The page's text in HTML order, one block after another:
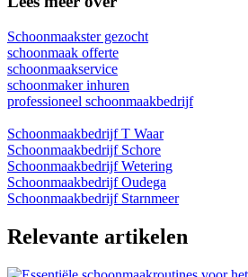
Schoonmaakster gezocht
schoonmaak offerte
schoonmaakservice
schoonmaker inhuren
professioneel schoonmaakbedrijf
Schoonmaakbedrijf T Waar
Schoonmaakbedrijf Schore
Schoonmaakbedrijf Wetering
Schoonmaakbedrijf Oudega
Schoonmaakbedrijf Starnmeer
Relevante artikelen